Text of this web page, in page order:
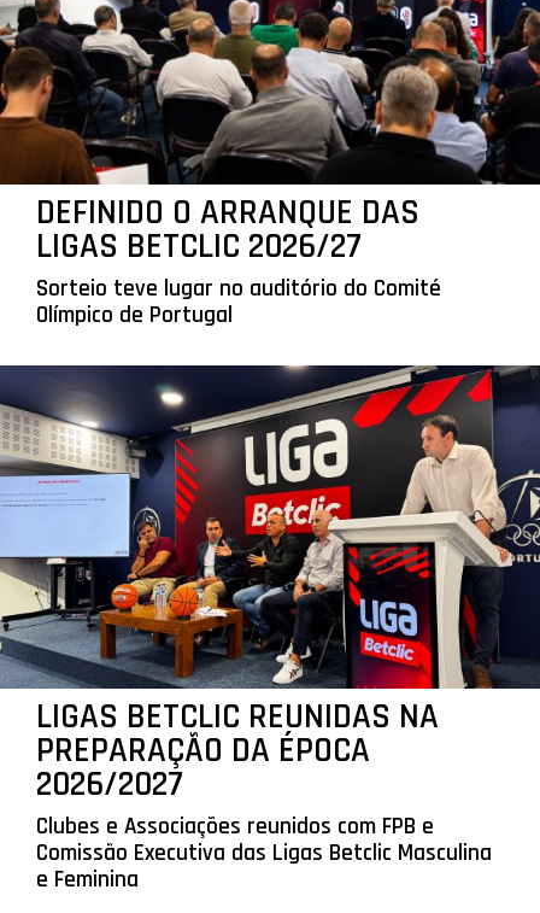
DEFINIDO O ARRANQUE DAS
LIGAS BETCLIC 2026/27
Sorteio teve lugar no auditório do Comité
Olímpico de Portugal
LIGAS BETCLIC REUNIDAS NA
PREPARAÇÃO DA ÉPOCA
2026/2027
Clubes e Associações reunidos com FPB e
Comissão Executiva das Ligas Betclic Masculina
e Feminina